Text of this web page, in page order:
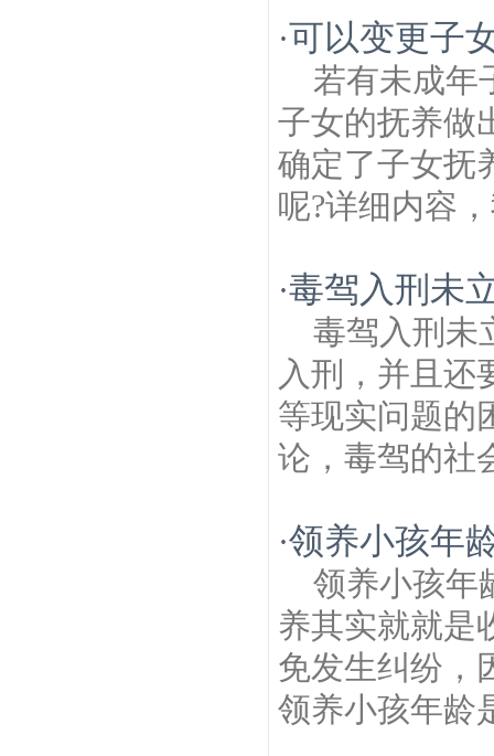
·可以变更子
若有未成年
子女的抚养做
确定了子女抚
呢?详细内容
·毒驾入刑未
毒驾入刑未
入刑，并且还
等现实问题的
论，毒驾的社
·领养小孩年
领养小孩年
养其实就就是
免发生纠纷，
领养小孩年龄